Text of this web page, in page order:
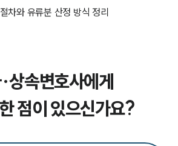
차와 유류분 산정 방식 정리
상속변호사에게
점이 있으신가요?